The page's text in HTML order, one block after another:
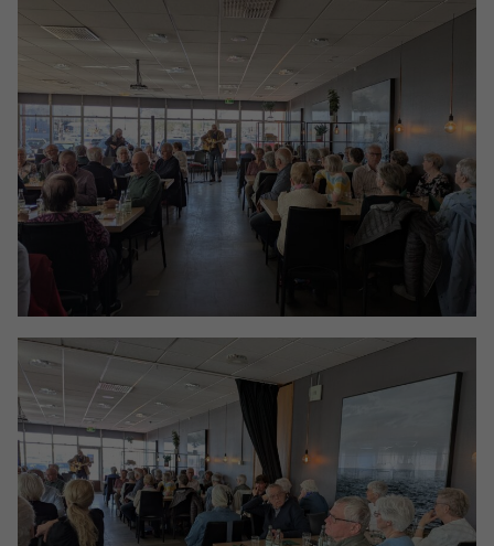
Nödvändiga
går inte att
välja bort. De
behövs för att
hemsidan
över huvud